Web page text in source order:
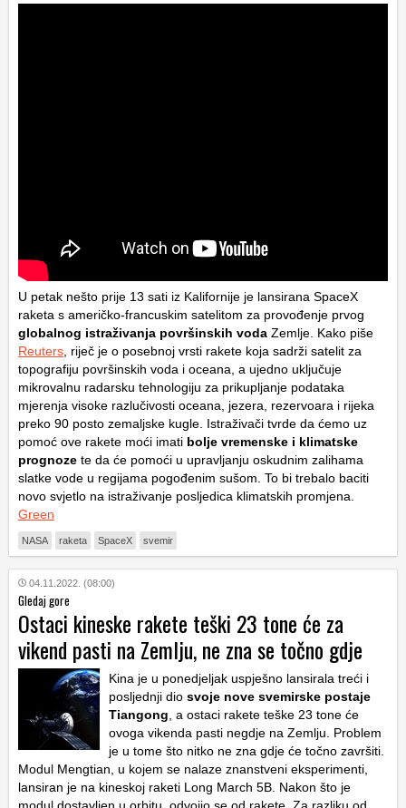
U petak nešto prije 13 sati iz Kalifornije je lansirana SpaceX
raketa s američko-francuskim satelitom za provođenje prvog
globalnog istraživanja površinskih voda Zemlje. Kako piše
Reuters, riječ je o posebnoj vrsti rakete koja sadrži satelit za
topografiju površinskih voda i oceana, a ujedno uključuje
mikrovalnu radarsku tehnologiju za prikupljanje podataka
mjerenja visoke razlučivosti oceana, jezera, rezervoara i rijeka
preko 90 posto zemaljske kugle. Istraživači tvrde da ćemo uz
pomoć ove rakete moći imati bolje vremenske i klimatske
prognoze te da će pomoći u upravljanju oskudnim zalihama
slatke vode u regijama pogođenim sušom. To bi trebalo baciti
novo svjetlo na istraživanje posljedica klimatskih promjena.
Green
NASA raketa SpaceX svemir
04.11.2022. (08:00)
Gledaj gore
Ostaci kineske rakete teški 23 tone će za
vikend pasti na Zemlju, ne zna se točno gdje
Kina je u ponedjeljak uspješno lansirala treći i
posljednji dio svoje nove svemirske postaje
Tiangong, a ostaci rakete teške 23 tone će
ovoga vikenda pasti negdje na Zemlju. Problem
je u tome što nitko ne zna gdje će točno završiti.
Modul Mengtian, u kojem se nalaze znanstveni eksperimenti,
lansiran je na kineskoj raketi Long March 5B. Nakon što je